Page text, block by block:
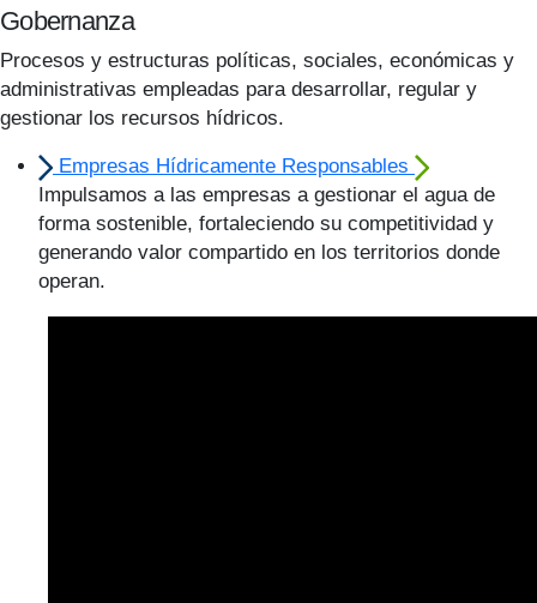
Gobernanza
Procesos y estructuras políticas, sociales, económicas y
administrativas empleadas para desarrollar, regular y
gestionar los recursos hídricos.
Empresas Hídricamente Responsables
Impulsamos a las empresas a gestionar el agua de
forma sostenible, fortaleciendo su competitividad y
generando valor compartido en los territorios donde
operan.